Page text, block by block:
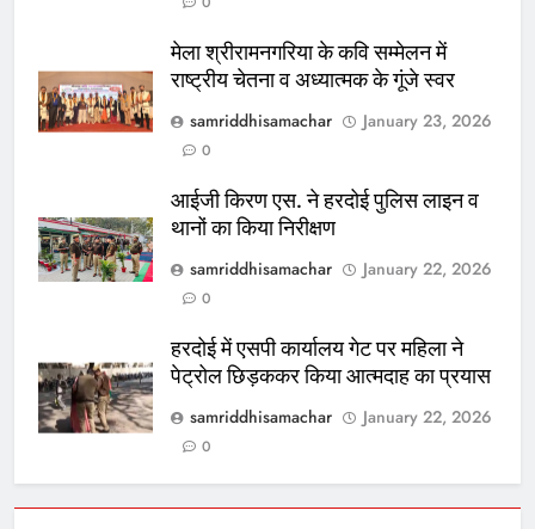
मेला श्रीरामनगरिया के कवि सम्मेलन में
राष्ट्रीय चेतना व अध्यात्मक के गूंजे स्वर
samriddhisamachar
January 23, 2026
0
आईजी किरण एस. ने हरदोई पुलिस लाइन व
थानों का किया निरीक्षण
samriddhisamachar
January 22, 2026
0
हरदोई में एसपी कार्यालय गेट पर महिला ने
पेट्रोल छिड़ककर किया आत्मदाह का प्रयास
samriddhisamachar
January 22, 2026
0